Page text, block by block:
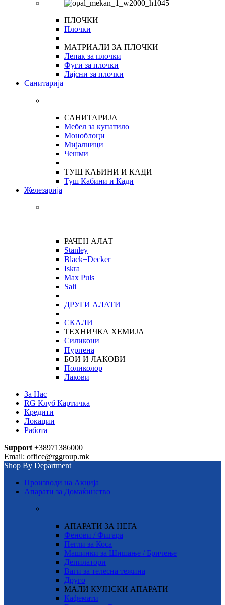
ПЛОЧКИ
Плочки
МАТРИАЛИ ЗА ПЛОЧКИ
Лепак за плочки
Фуги за плочки
Лајсни за плочки
Санитарија
САНИТАРИЈА
Мебел за купатило
Моноблоци
Мијалници
Чешми
ТУШ КАБИНИ И КАДИ
Туш Кабини и Кади
Железарија
РАЧЕН АЛАТ
Stanley
Black+Decker
Iskra
Max Puls
Sali
ДРУГИ АЛАТИ
СКАЛИ
ТЕХНИЧКА ХЕМИЈА
Силикони
Пурпена
БОИ И ЛАКОВИ
Поликолор
Лакови
За Нас
RG Клуб Картичка
Кредити
Локации
Работа
Support +38971386000
Email: office@rggroup.mk
Shop By Department
Производи на Акција
Апарати за Домаќинство
АПАРАТИ ЗА НЕГА
Фенови / Фигара
Пегли за Коса
Машинки за Шишање / Бричење
Депилатори
Ваги за телесна тежина
Друго
МАЛИ КУЈНСКИ АПАРАТИ
Кафемати